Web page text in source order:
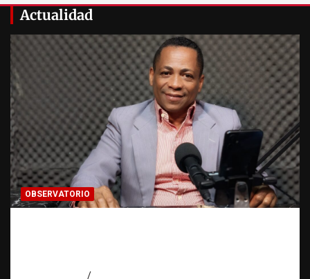
Actualidad
OBSERVATORIO